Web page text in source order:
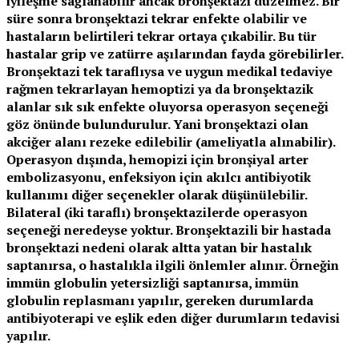
süre sonra bronşektazi tekrar enfekte olabilir ve
hastaların belirtileri tekrar ortaya çıkabilir. Bu tür
hastalar grip ve zatürre aşılarından fayda görebilirler.
Bronşektazi tek taraflıysa ve uygun medikal tedaviye
rağmen tekrarlayan hemoptizi ya da bronşektazik
alanlar sık sık enfekte oluyorsa operasyon seçeneği
göz önünde bulundurulur. Yani bronşektazi olan
akciğer alanı rezeke edilebilir (ameliyatla alınabilir).
Operasyon dışında, hemopizi için bronşiyal arter
embolizasyonu, enfeksiyon için akılcı antibiyotik
kullanımı diğer seçenekler olarak düşünülebilir.
Bilateral (iki taraflı) bronşektazilerde operasyon
seçeneği neredeyse yoktur. Bronşektazili bir hastada
bronşektazi nedeni olarak altta yatan bir hastalık
saptanırsa, o hastalıkla ilgili önlemler alınır. Örneğin
immün globulin yetersizliği saptanırsa, immün
globulin replasmanı yapılır, gereken durumlarda
antibiyoterapi ve eşlik eden diğer durumların tedavisi
yapılır.